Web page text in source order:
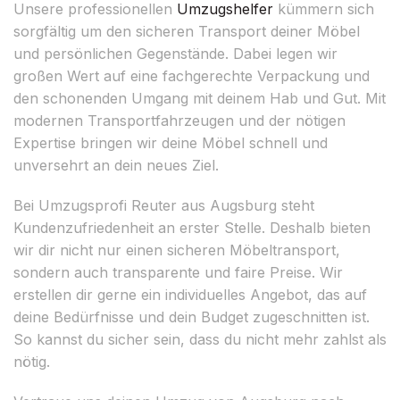
Unsere professionellen Umzugshelfer kümmern sich
sorgfältig um den sicheren Transport deiner Möbel
und persönlichen Gegenstände. Dabei legen wir
großen Wert auf eine fachgerechte Verpackung und
den schonenden Umgang mit deinem Hab und Gut. Mit
modernen Transportfahrzeugen und der nötigen
Expertise bringen wir deine Möbel schnell und
unversehrt an dein neues Ziel.
Bei Umzugsprofi Reuter aus Augsburg steht
Kundenzufriedenheit an erster Stelle. Deshalb bieten
wir dir nicht nur einen sicheren Möbeltransport,
sondern auch transparente und faire Preise. Wir
erstellen dir gerne ein individuelles Angebot, das auf
deine Bedürfnisse und dein Budget zugeschnitten ist.
So kannst du sicher sein, dass du nicht mehr zahlst als
nötig.